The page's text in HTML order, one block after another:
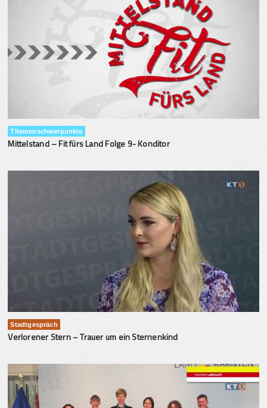
Themenschwerpunkte
Mittelstand – Fit fürs Land Folge 9- Konditor
Stadtgespräch
Verlorener Stern – Trauer um ein Sternenkind